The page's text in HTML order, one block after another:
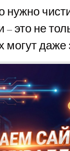
нужно
– это не
могут